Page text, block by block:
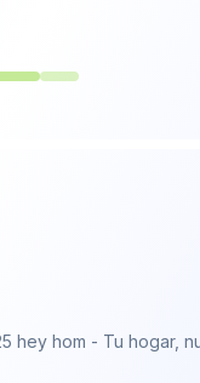
hey hom - Tu hogar,